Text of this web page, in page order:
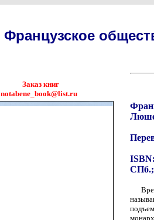
Французское
Заказ книг
notabene_book@list.ru
СПб.;